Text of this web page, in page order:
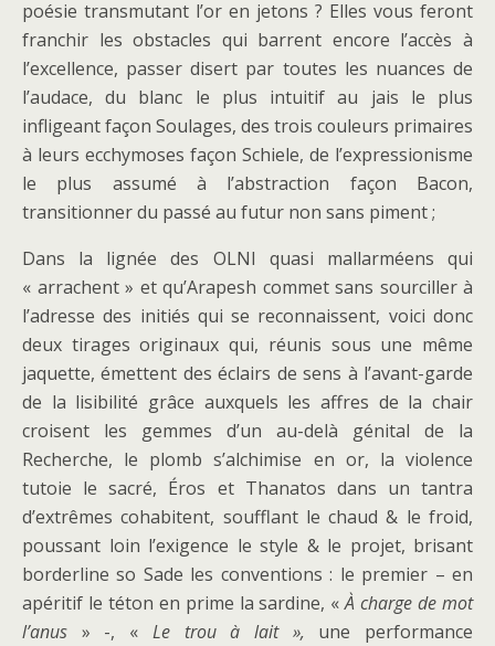
poésie transmutant l’or en jetons ? Elles vous feront
franchir les obstacles qui barrent encore l’accès à
l’excellence, passer disert par toutes les nuances de
l’audace, du blanc le plus intuitif au jais le plus
infligeant façon Soulages, des trois couleurs primaires
à leurs ecchymoses façon Schiele, de l’expressionisme
le plus assumé à l’abstraction façon Bacon,
transitionner du passé au futur non sans piment ;
Dans la lignée des OLNI quasi mallarméens qui
« arrachent » et qu’Arapesh commet sans sourciller à
l’adresse des initiés qui se reconnaissent, voici donc
deux tirages originaux qui, réunis sous une même
jaquette, émettent des éclairs de sens à l’avant-garde
de la lisibilité grâce auxquels les affres de la chair
croisent les gemmes d’un au-delà génital de la
Recherche, le plomb s’alchimise en or, la violence
tutoie le sacré, Éros et Thanatos dans un tantra
d’extrêmes cohabitent, soufflant le chaud & le froid,
poussant loin l’exigence le style & le projet, brisant
borderline so Sade les conventions : le premier – en
apéritif le téton en prime la sardine, «À charge de mot
l’anus » -, « Le trou à lait », une performance